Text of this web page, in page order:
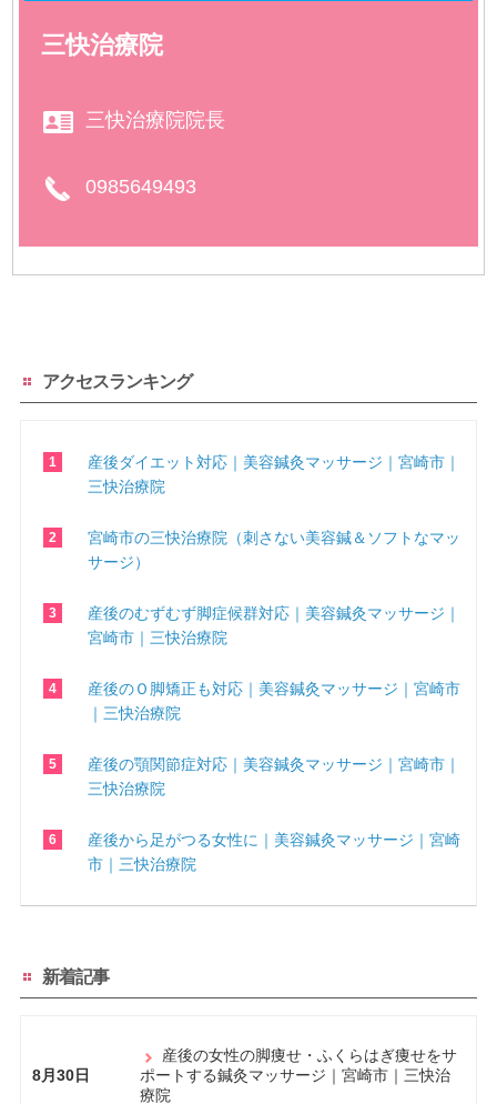
三快治療院
三快治療院院長
0985649493
アクセスランキング
産後ダイエット対応｜美容鍼灸マッサージ｜宮崎市｜
三快治療院
宮崎市の三快治療院（刺さない美容鍼＆ソフトなマッ
サージ）
産後のむずむず脚症候群対応｜美容鍼灸マッサージ｜
宮崎市｜三快治療院
産後のＯ脚矯正も対応｜美容鍼灸マッサージ｜宮崎市
｜三快治療院
産後の顎関節症対応｜美容鍼灸マッサージ｜宮崎市｜
三快治療院
産後から足がつる女性に｜美容鍼灸マッサージ｜宮崎
市｜三快治療院
新着記事
8月30日
産後の女性の脚痩せ・ふくらはぎ痩せをサ
ポートする鍼灸マッサージ｜宮崎市｜三快治
療院